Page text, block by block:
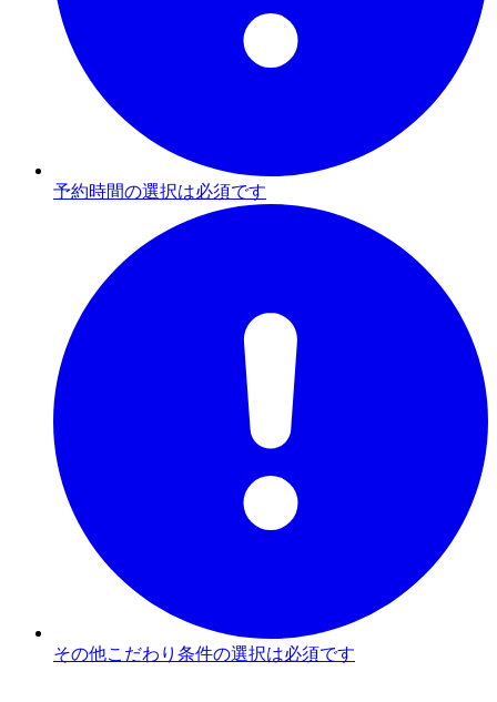
予約時間の選択は必須です
その他こだわり条件の選択は必須です